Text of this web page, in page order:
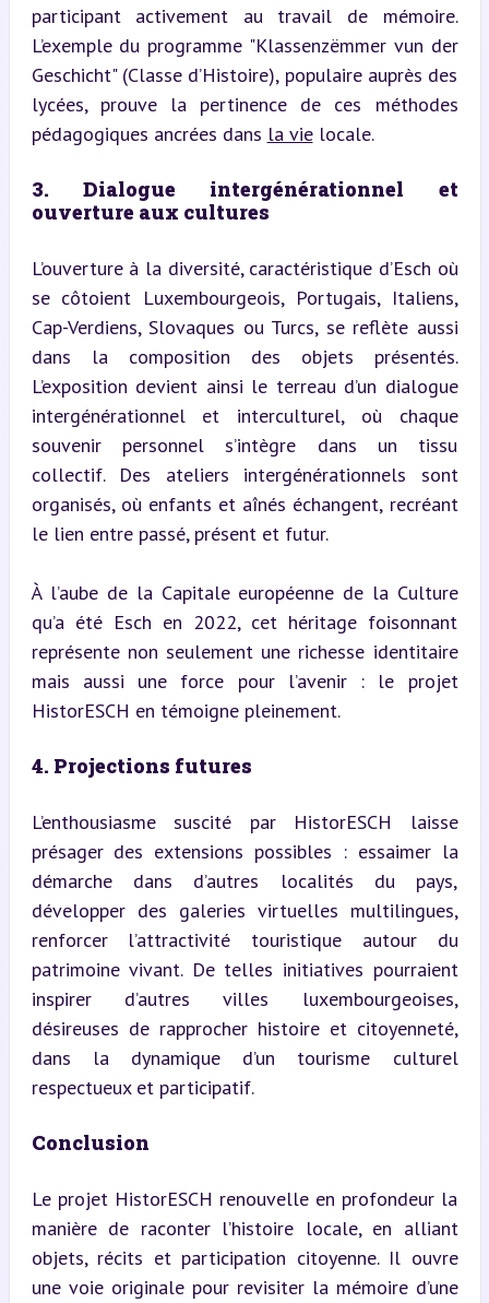
participant activement au travail de mémoire.
L’exemple du programme "Klassenzëmmer vun der
Geschicht" (Classe d’Histoire), populaire auprès des
lycées, prouve la pertinence de ces méthodes
pédagogiques ancrées dans la vie locale.
3. Dialogue intergénérationnel et
ouverture aux cultures
L’ouverture à la diversité, caractéristique d’Esch où
se côtoient Luxembourgeois, Portugais, Italiens,
Cap-Verdiens, Slovaques ou Turcs, se reflète aussi
dans la composition des objets présentés.
L’exposition devient ainsi le terreau d’un dialogue
intergénérationnel et interculturel, où chaque
souvenir personnel s’intègre dans un tissu
collectif. Des ateliers intergénérationnels sont
organisés, où enfants et aînés échangent, recréant
le lien entre passé, présent et futur.
À l’aube de la Capitale européenne de la Culture
qu’a été Esch en 2022, cet héritage foisonnant
représente non seulement une richesse identitaire
mais aussi une force pour l’avenir : le projet
HistorESCH en témoigne pleinement.
4. Projections futures
L’enthousiasme suscité par HistorESCH laisse
présager des extensions possibles : essaimer la
démarche dans d’autres localités du pays,
développer des galeries virtuelles multilingues,
renforcer l’attractivité touristique autour du
patrimoine vivant. De telles initiatives pourraient
inspirer d’autres villes luxembourgeoises,
désireuses de rapprocher histoire et citoyenneté,
dans la dynamique d’un tourisme culturel
respectueux et participatif.
Conclusion
Le projet HistorESCH renouvelle en profondeur la
manière de raconter l’histoire locale, en alliant
objets, récits et participation citoyenne. Il ouvre
une voie originale pour revisiter la mémoire d’une